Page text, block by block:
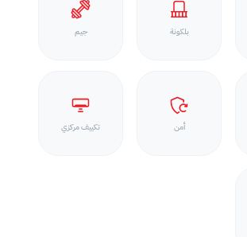
بلكونة جيم
أمن تكييف مركزي